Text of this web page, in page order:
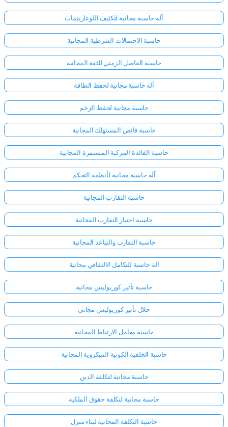
آلة حاسبة مجانية لتكثيف اللوغاريتمات
حاسبة الاحتمالات الشرطية المجانية
حاسبة الفاصل الزمني للثقة المجانية
آلة حاسبة مجانية لحفظ الطاقة
حاسبة مجانية لحفظ الزخم
حاسبة فائض المستهلك المجانية
حاسبة الفائدة المركبة المستمرة المجانية
آلة حاسبة مجانية لأنظمة التحكم
حاسبة التقارب المجانية
حاسبة اختبار التقارب المجانية
حاسبة التقارب والتباعد المجانية
آلة حاسبة للتكامل الالتفافي مجانية
حاسبة تأثير كوريوليس مجانية
حلال تأثير كوريوليس مجاني
حاسبة معامل الارتباط المجانية
حاسبة الخلفية الكونية الميكروية المجانية
حاسبة مجانية لتكلفة الدين
حاسبة مجانية لتكلفة حقوق الملكية
حاسبة التكلفة المجانية لبناء منزل